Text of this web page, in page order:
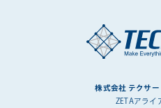
株式会社 テクサー
ZETAアライ